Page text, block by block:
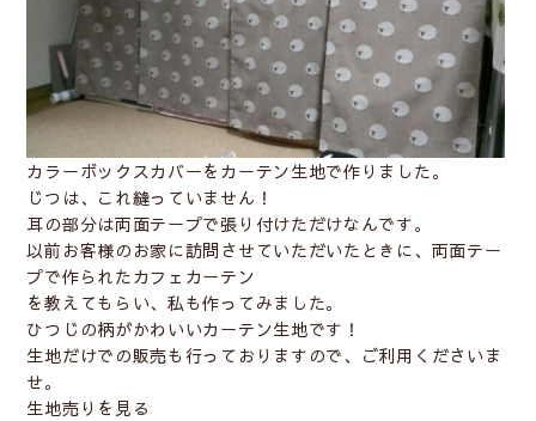
カラーボックスカバーをカーテン生地で作りました。
じつは、これ縫っていません！
耳の部分は両面テープで張り付けただけなんです。
以前お客様のお家に訪問させていただいたときに、両面テー
プで作られたカフェカーテン
を教えてもらい、私も作ってみました。
ひつじの柄がかわいいカーテン生地です！
生地だけでの販売も行っておりますので、ご利用くださいま
せ。
生地売りを見る